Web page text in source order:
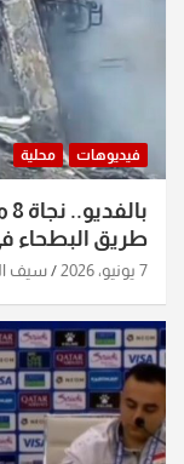
فيديوهات محلية
طريق البطحاء
7 يونيو، 2026 سيف